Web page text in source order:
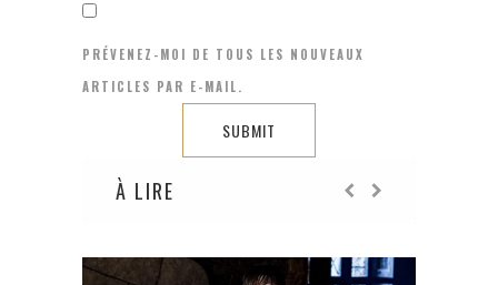
PRÉVENEZ-MOI DE TOUS LES NOUVEAUX
ARTICLES PAR E-MAIL.
À LIRE